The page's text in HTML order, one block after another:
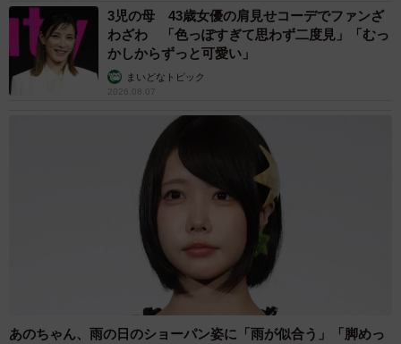
3児の母 43歳女優の肩見せコーデでファンざ
わざわ 「色っぽすぎて思わず二度見」「むっ
かしからずっと可愛い」
まいどなトピック
2026.08.07
あのちゃん、雨の日のショーパン姿に「雨が似合う」「脚めっ